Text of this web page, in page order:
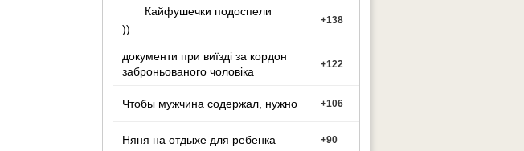
Кайфушечки подоспели
))
+138
документи при виїзді за кордон
заброньованого чоловіка
+122
Чтобы мужчина содержал, нужно +106
Няня на отдыхе для ребенка +90